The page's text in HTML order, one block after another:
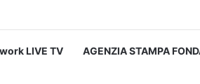
LIVE TV AGENZIA STAMPA